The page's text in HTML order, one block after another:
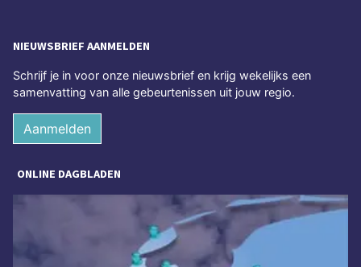
NIEUWSBRIEF AANMELDEN
Schrijf je in voor onze nieuwsbrief en krijg wekelijks een
samenvatting van alle gebeurtenissen uit jouw regio.
Aanmelden
ONLINE DAGBLADEN